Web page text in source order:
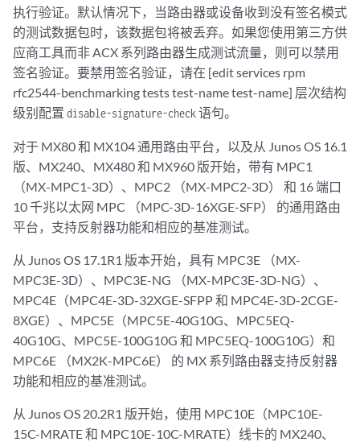
执行验证。默认情况下，当路由器或设备收到没有签名模式
的测试数据包时，该数据包将被丢弃。如果您使用第三方供
应商工具而非 ACX 系列路由器生成测试流量，则可以禁用
签名验证。要禁用签名验证，请在 [edit services rpm
rfc2544-benchmarking tests test-name test-name] 层次结构
级别配置 disable-signature-check 语句。
对于 MX80 和 MX104 通用路由平台，以及从 Junos OS 16.1
版、MX240、MX480 和 MX960 版开始，带有 MPC1
（MX-MPC1-3D）、MPC2 （MX-MPC2-3D） 和 16 端口
10 千兆以太网 MPC （MPC-3D-16XGE-SFP） 的通用路由
平台，支持反射器功能和相应的基准测试。
从 Junos OS 17.1R1 版本开始，具有 MPC3E （MX-
MPC3E-3D）、MPC3E-NG （MX-MPC3E-3D-NG）、
MPC4E（MPC4E-3D-32XGE-SFPP 和 MPC4E-3D-2CGE-
8XGE）、MPC5E（MPC5E-40G10G、MPC5EQ-
40G10G、MPC5E-100G10G 和 MPC5EQ-100G10G）和
MPC6E （MX2K-MPC6E） 的 MX 系列路由器支持反射器
功能和相应的基准测试。
从 Junos OS 20.2R1 版开始，使用 MPC10E（MPC10E-
15C-MRATE 和 MPC10E-10C-MRATE）线卡的 MX240、